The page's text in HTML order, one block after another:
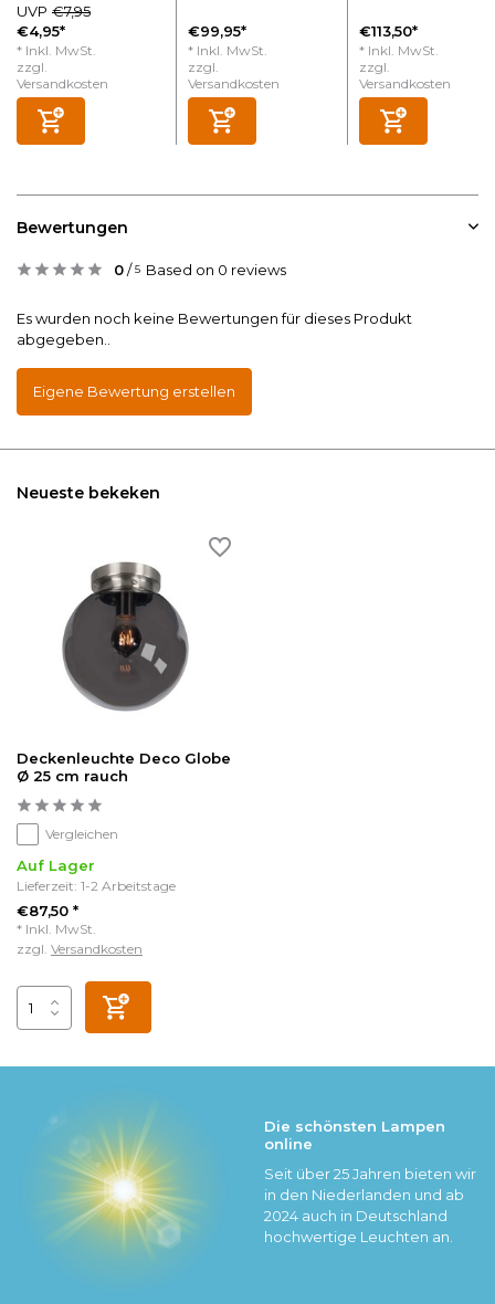
UVP €7,95
€4,95*
* Inkl. MwSt.
zzgl.
Versandkosten
€99,95*
* Inkl. MwSt.
zzgl.
Versandkosten
€113,50*
* Inkl. MwSt.
zzgl.
Versandkosten
Bewertungen
0/5 Based on 0 reviews
Es wurden noch keine Bewertungen für dieses Produkt
abgegeben..
Eigene Bewertung erstellen
Neueste bekeken
Deckenleuchte Deco Globe
Ø 25 cm rauch
Vergleichen
Auf Lager
Lieferzeit: 1-2 Arbeitstage
€87,50 *
* Inkl. MwSt.
zzgl. Versandkosten
Die schönsten Lampen
online
Seit über 25 Jahren bieten wir
in den Niederlanden und ab
2024 auch in Deutschland
hochwertige Leuchten an.